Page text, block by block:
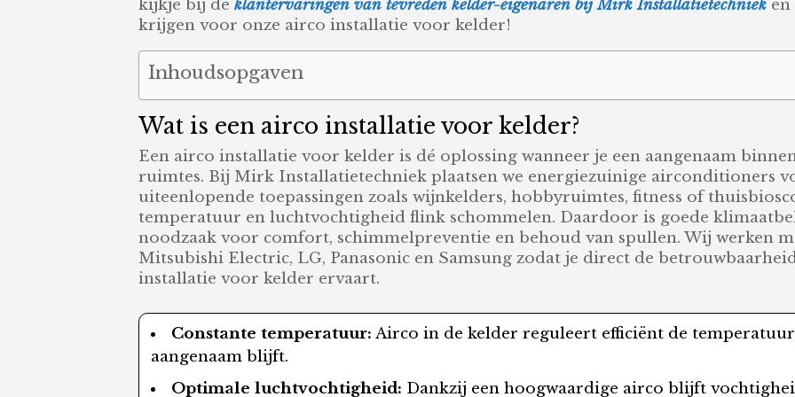
kijkje bij deklantervaringen van tevreden kelder-eigenaren bij Mirk Installatietechniek
krijgen voor onze airco installatie voor kelder!
Inhoudsopgaven
Wat is een airco installatie voor kelder?
Een airco installatie voor kelder is dé oplossing wanneer je een aangenaam
ruimtes. Bij Mirk Installatietechniek plaatsen we energiezuinige airconditioners
uiteenlopende toepassingen zoals wijnkelders, hobbyruimtes, fitness of
temperatuur en luchtvochtigheid flink schommelen. Daardoor is goede
noodzaak voor comfort, schimmelpreventie en behoud van spullen. Wij werken
Mitsubishi Electric, LG, Panasonic en Samsung zodat je direct de
installatie voor kelder ervaart.
Constante temperatuur: Airco in de kelder reguleert efficiënt de
aangenaam blijft.
Optimale luchtvochtigheid: Dankzij een hoogwaardige airco blijft